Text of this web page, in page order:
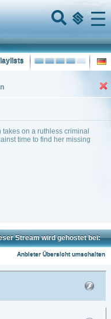
Menu
on a ruthless criminal
time to find her missing
Stream wird gehostet bei:
Anbieter Übersicht umschalten